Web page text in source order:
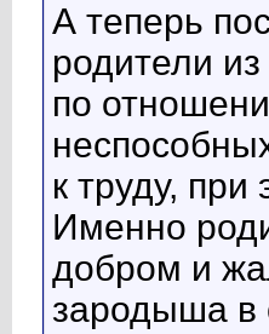
А теперь
родители
по
к труду,
Именно
добром и
зародыша в